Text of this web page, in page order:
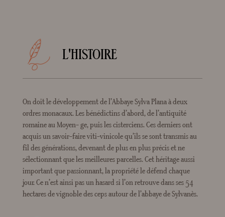
L'HISTOIRE
On doit le développement de l’Abbaye Sylva Plana à deux
ordres monacaux. Les bénédictins d’abord, de l’antiquité
romaine au Moyen- ge, puis les cisterciens. Ces derniers ont
acquis un savoir-faire viti-vinicole qu’ils se sont transmis au
fil des générations, devenant de plus en plus précis et ne
sélectionnant que les meilleures parcelles. Cet héritage aussi
important que passionnant, la propriété le défend chaque
jour. Ce n’est ainsi pas un hasard si l’on retrouve dans ses 54
hectares de vignoble des ceps autour de l’abbaye de Sylvanès.